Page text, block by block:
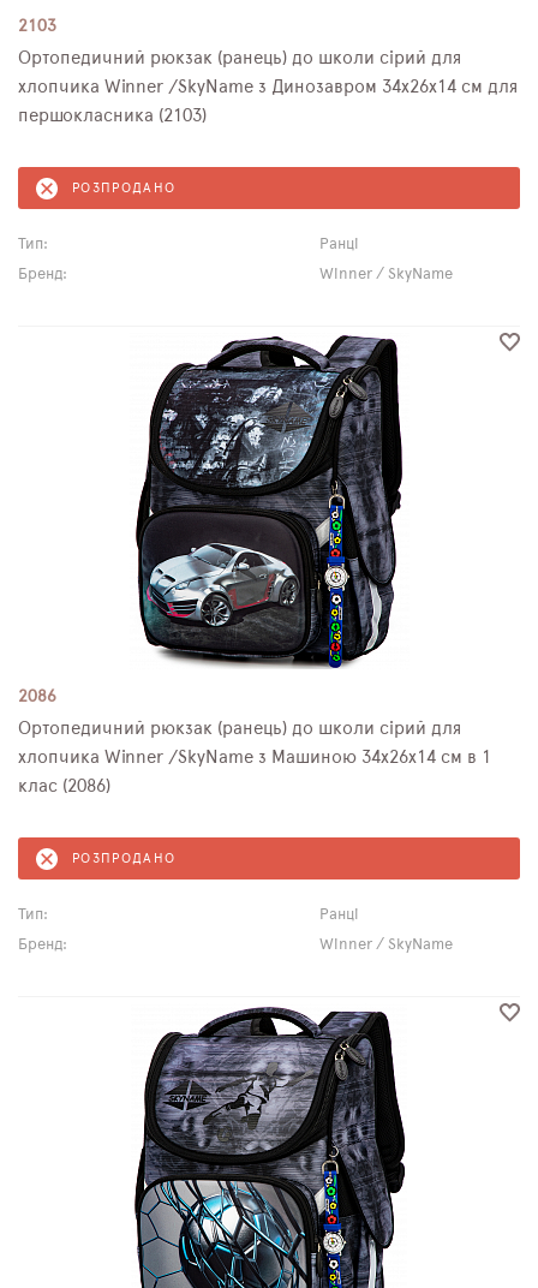
2103
Ортопедичний рюкзак (ранець) до школи сірий для
хлопчика Winner /SkyName з Динозавром 34х26х14 см для
першокласника (2103)
РОЗПРОДАНО
Тип:
Ранці
Бренд:
Winner / SkyName
2086
Ортопедичний рюкзак (ранець) до школи сірий для
хлопчика Winner /SkyName з Машиною 34х26х14 см в 1
клас (2086)
РОЗПРОДАНО
Тип:
Ранці
Бренд:
Winner / SkyName